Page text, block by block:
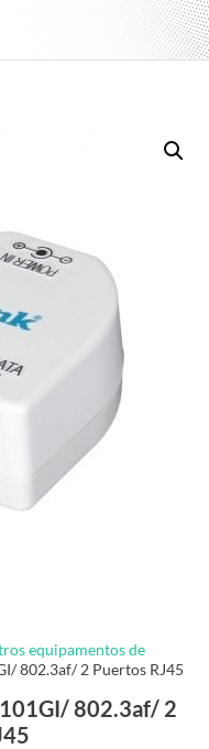
equipamentos de
802.3af/ 2 Puertos RJ45
802.3af/ 2